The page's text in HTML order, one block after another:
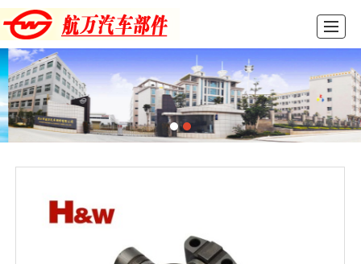
首页 产品展示 新闻动态 图库展示 公司介绍 留言反馈 联系我们 LBS